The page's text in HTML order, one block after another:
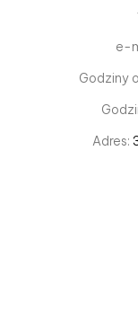
e-
Godziny
Adres: